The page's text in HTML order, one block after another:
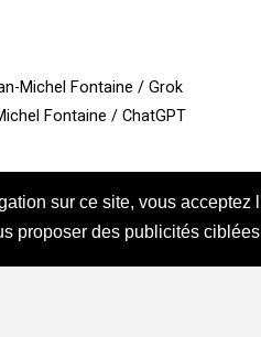
sur ce site, vous
proposer des publicités
Michel Fontaine / Grok
Fontaine / ChatGPT
Si vous